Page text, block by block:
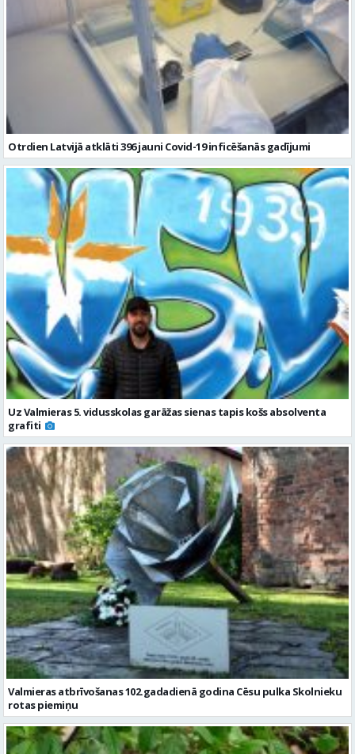
Otrdien Latvijā atklāti 396 jauni Covid-19 inficēšanās gadījumi
Uz Valmieras 5. vidusskolas garāžas sienas tapis košs absolventa
grafiti
Valmieras atbrīvošanas 102.gadadienā godina Cēsu pulka Skolnieku
rotas piemiņu